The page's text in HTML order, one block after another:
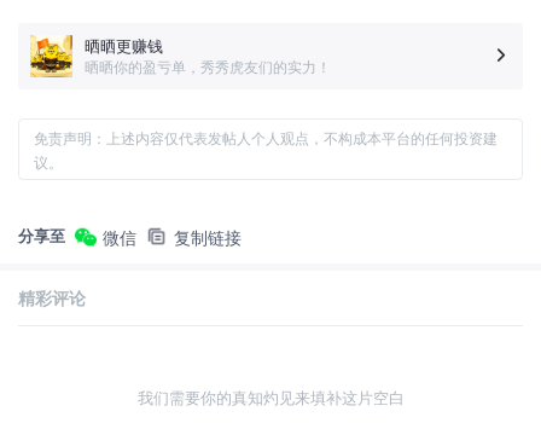
晒晒更赚钱
晒晒你的盈亏单，秀秀虎友们的实力！
免责声明：上述内容仅代表发帖人个人观点，不构成本平台的任何投资建
议。
分享至 微信 复制链接
精彩评论
我们需要你的真知灼见来填补这片空白